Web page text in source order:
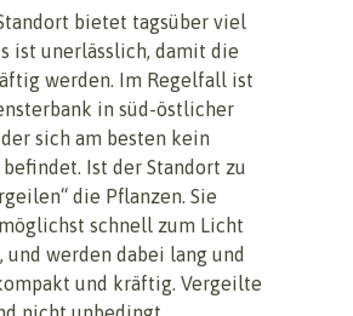
bietet tagsüber viel
ist unerlässlich, damit die
werden. Im Regelfall ist
in süd-östlicher
sich am besten kein
Ist der Standort zu
die Pflanzen. Sie
schnell zum Licht
und werden dabei lang und
und kräftig. Vergeilte